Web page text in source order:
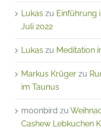
Lukas zu Einführung
Juli 2022
Lukas zu Meditation
Markus Krüger zu
im Taunus
moonbird zu
Cashew Lebkuchen